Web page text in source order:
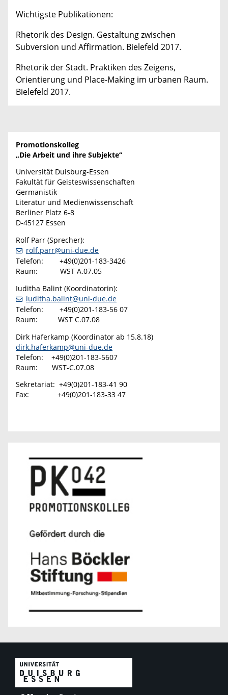
Wichtigste Publikationen:
Rhetorik des Design. Gestaltung zwischen
Subversion und Affirmation. Bielefeld 2017.
Rhetorik der Stadt. Praktiken des Zeigens,
Orientierung und Place-Making im urbanen Raum.
Bielefeld 2017.
Promotionskolleg
„Die Arbeit und ihre Subjekte“
Universität Duisburg-Essen
Fakultät für Geisteswissenschaften
Germanistik
Literatur und Medienwissenschaft
Berliner Platz 6-8
D-45127 Essen
Rolf Parr (Sprecher):
rolf.parr@uni-due.de
Telefon: +49(0)201-183-3426
Raum: WST A.07.05
Iuditha Balint (Koordinatorin):
iuditha.balint@uni-due.de
Telefon: +49(0)201-183-56 07
Raum: WST C.07.08
Dirk Haferkamp (Koordinator ab 15.8.18)
dirk.haferkamp@uni-due.de
Telefon: +49(0)201-183-5607
Raum: WST-C.07.08
Sekretariat: +49(0)201-183-41 90
Fax: +49(0)201-183-33 47